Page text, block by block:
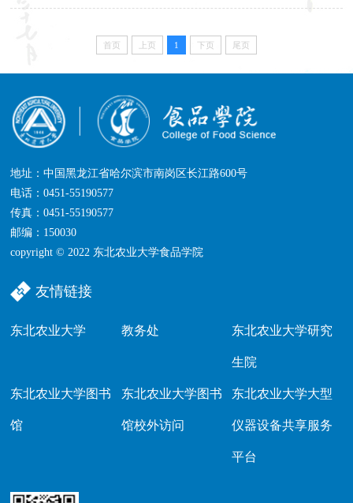
首页 上页 1 下页 尾页
地址：中国黑龙江省哈尔滨市南岗区长江路600号
电话：0451-55190577
传真：0451-55190577
邮编：150030
copyright © 2022 东北农业大学食品学院
友情链接
东北农业大学 教务处 东北农业大学研究
生院
东北农业大学图书
馆
东北农业大学图书
馆校外访问
东北农业大学大型
仪器设备共享服务
平台